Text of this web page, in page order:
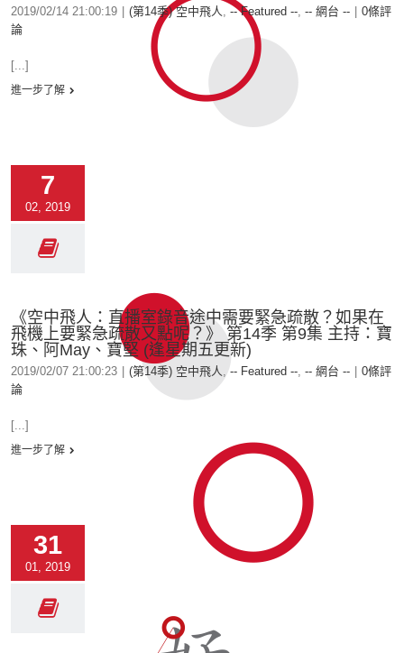
2019/02/14 21:00:19 (第14季) 空中飛人, -- Featured --, -- 網台 --
0條評
論
[...]
進一步了解
7
02, 2019
《空中飛人：直播室錄音途中需要緊急疏散？如果在
飛機上要緊急疏散又點呢？》 第14季 第9集 主持：寶
珠、阿May、寶堅 (逢星期五更新)
2019/02/07 21:00:23 (第14季) 空中飛人,-- Featured --, -- 網台 --
0條評
論
[...]
進一步了解
31
01, 2019